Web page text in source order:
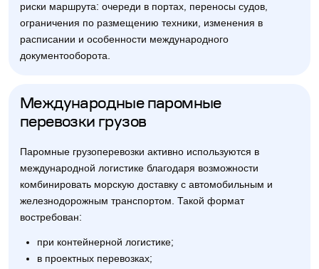
риски маршрута: очереди в портах, переносы судов,
ограничения по размещению техники, изменения в
расписании и особенности международного
документооборота.
Международные паромные
перевозки грузов
Паромные грузоперевозки активно используются в
международной логистике благодаря возможности
комбинировать морскую доставку с автомобильным и
железнодорожным транспортом. Такой формат
востребован:
при контейнерной логистике;
в проектных перевозках;